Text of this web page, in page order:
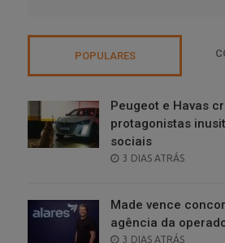
POPULARES
Peugeot e Havas
protagonistas
sociais
POSTED
3 DIAS ATRÁS
Made vence
agência da
POSTED
3 DIAS ATRÁS